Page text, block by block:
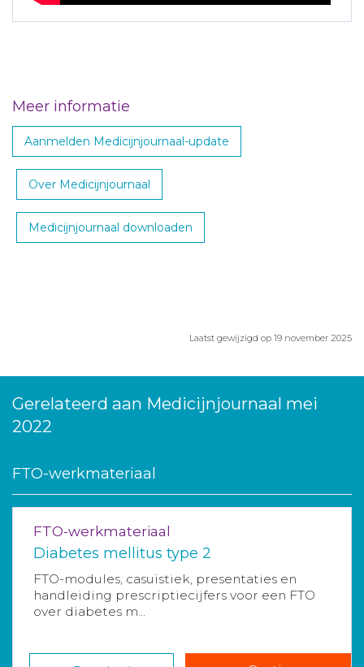
Meer informatie
Aanmelden Medicijnjournaal-update
Over Medicijnjournaal
Medicijnjournaal downloaden
Laatst gewijzigd op 19 november 2025
Gerelateerd aan Medicijnjournaal mei
2022
FTO-werkmateriaal
FTO-werkmateriaal
Diabetes mellitus type 2
FTO-modules, casuïstiek, presentaties en
handleiding prescriptiecijfers voor een FTO
over diabetes m...